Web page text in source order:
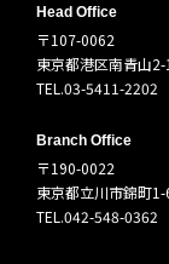
Head Office
〒107-0062
東京都港区南青山
TEL.03-5411-2202
Branch Office
〒190-0022
東京都立川市錦町1-
TEL.042-548-0362